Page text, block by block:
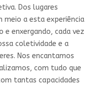
Dos lugares
a esta experiência
enxergando, cada vez
coletividade e a
Nos encantamos
com tudo que
tantas capacidades